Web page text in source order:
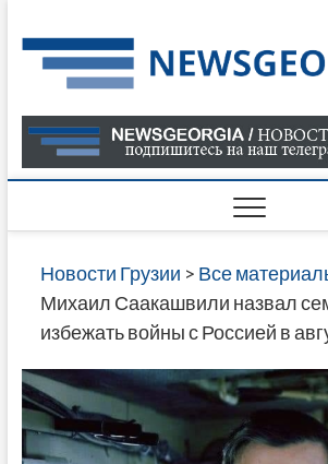
to
content
Новости Грузии > Все
Михаил Саакашвили назвал
избежать войны с Россией в